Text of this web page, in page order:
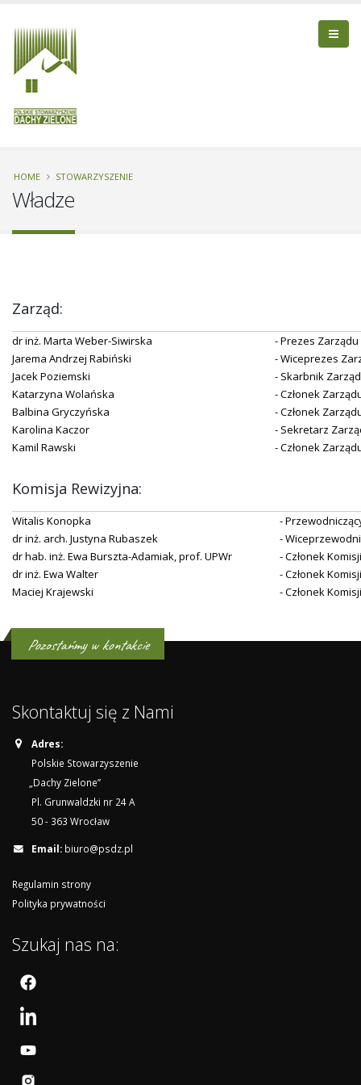
HOME STOWARZYSZENIE
Władze
Zarząd:
dr inż. Marta Weber-Siwirska
- Prezes Zarządu
Jarema Andrzej Rabiński
- Wiceprezes
Jacek Poziemski
- Skarbnik
Katarzyna Wolańska
- Członek
Balbina Gryczyńska
- Członek
Karolina Kaczor
- Sekretarz
Kamil Rawski
- Członek
Komisja Rewizyjna:
Witalis Konopka
-
dr inż. arch. Justyna Rubaszek
-
dr hab. inż. Ewa Burszta-Adamiak, prof. UPWr
- Członek Komisji
dr inż. Ewa Walter
- Członek Komisji
Maciej Krajewski
- Członek Komisji
Pozostańmy w kontakcie
Skontaktuj się z Nami
Adres:
Polskie Stowarzyszenie
„Dachy Zielone”
Pl. Grunwaldzki nr 24 A
50 - 363 Wrocław
Email: biuro@psdz.pl
Regulamin strony
Polityka prywatności
Szukaj nas na: